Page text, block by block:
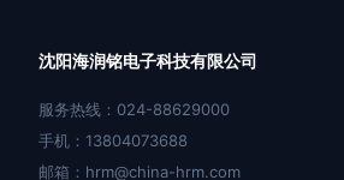
沈阳海润铭电子科技有限公司
服务热线：024-88629000
手机：13804073688
邮箱：hrm@china-hrm.com